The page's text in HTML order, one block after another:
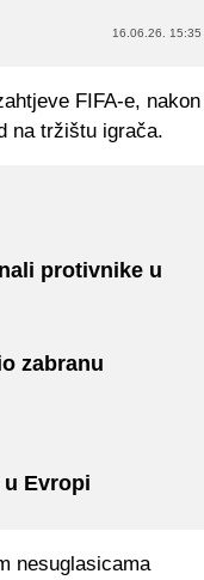
16.06.26. 15:35
FIFA-e, nakon
na tržištu igrača.
protivnike u
zabranu
u Evropi
nesuglasicama